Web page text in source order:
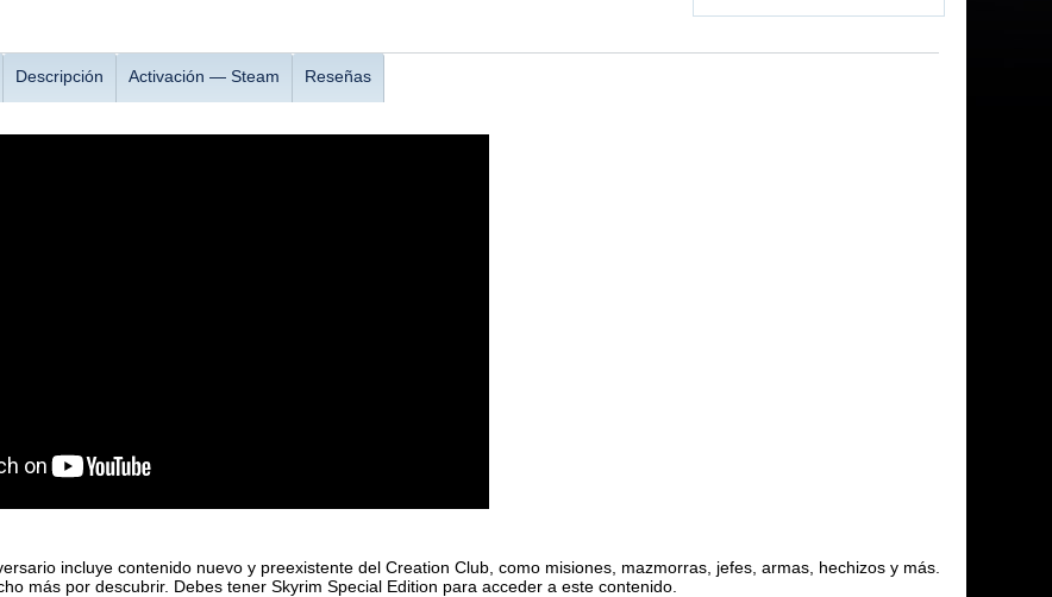
Descripción Activación — Steam Reseñas
incluye contenido nuevo y preexistente del Creation Club, como misiones, mazmorras, jefes, armas, hechizos y más.
más por descubrir. Debes tener Skyrim Special Edition para acceder a este contenido.